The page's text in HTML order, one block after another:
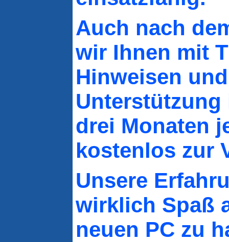
Auch nach
wir Ihnen mit
Hinweisen und
Unterstützung
drei Monaten
kostenlos zur
Unsere
wirklich Spaß
neuen PC zu